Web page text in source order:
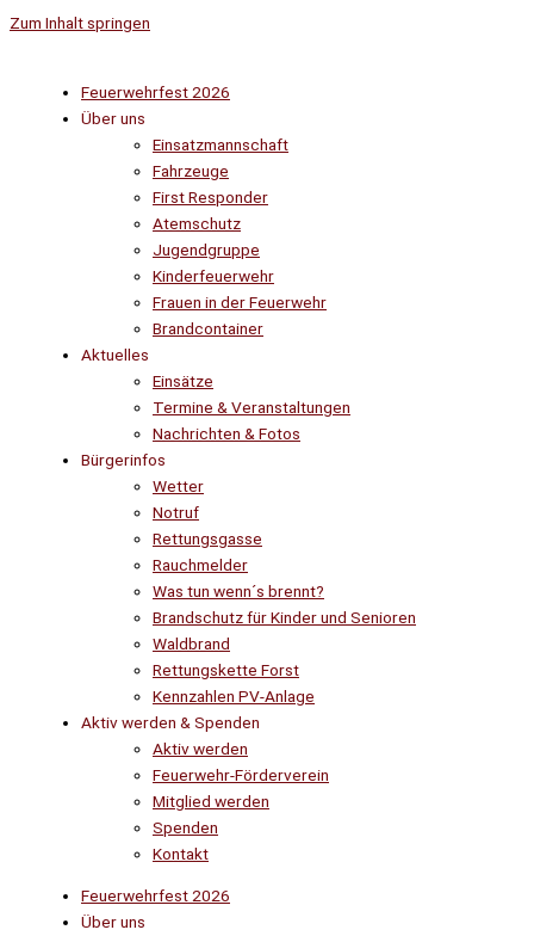
Zum Inhalt springen
Feuerwehrfest 2026
Über uns
Einsatzmannschaft
Fahrzeuge
First Responder
Atemschutz
Jugendgruppe
Kinderfeuerwehr
Frauen in der Feuerwehr
Brandcontainer
Aktuelles
Einsätze
Termine & Veranstaltungen
Nachrichten & Fotos
Bürgerinfos
Wetter
Notruf
Rettungsgasse
Rauchmelder
Was tun wenn´s brennt?
Brandschutz für Kinder und Senioren
Waldbrand
Rettungskette Forst
Kennzahlen PV-Anlage
Aktiv werden & Spenden
Aktiv werden
Feuerwehr-Förderverein
Mitglied werden
Spenden
Kontakt
Feuerwehrfest 2026
Über uns